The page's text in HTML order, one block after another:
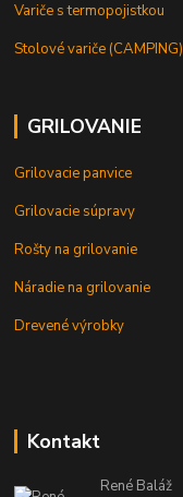
Variče s termopojistkou
Stolové variče (CAMPING)
GRILOVANIE
Grilovacie panvice
Grilovacie súpravy
Rošty na grilovanie
Náradie na grilovanie
Drevené výrobky
Kontakt
René Baláž